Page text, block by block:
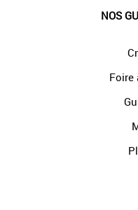
NOS
Foire